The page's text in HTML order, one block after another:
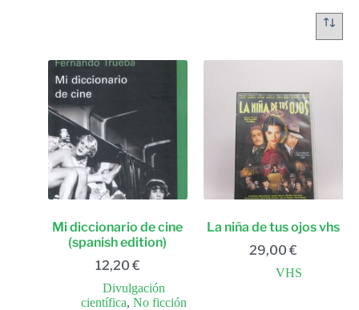
Mi diccionario de cine
(spanish edition)
12,20 €
Divulgación
científica, No ficción
La niña de tus ojos vhs
29,00 €
VHS